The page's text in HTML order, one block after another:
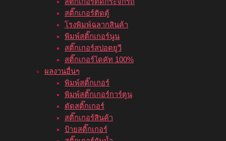
สติ๊กเกอร์ติดตู้
โรงพิมพ์ฉลากสินค้า
พิมพ์สติ๊กเกอร์นูน
สติ๊กเกอร์สปอตยูวี
สติ๊กเกอร์ไดคัท 100%
ผลงานอื่นๆ
พิมพ์สติ๊กเกอร์
พิมพ์สติ๊กเกอร์การ์ตูน
ตัดสติ๊กเกอร์
สติ๊กเกอร์สินค้า
ป้ายสติ๊กเกอร์